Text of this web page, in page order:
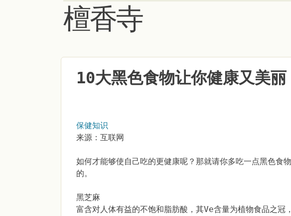
檀香寺
10大黑色食物让你健康又美丽
保健知识
来源：互联网
如何才能够使自己吃的更健康呢？那就请你多吃一点黑色食
的。
黑芝麻
富含对人体有益的不饱和脂肪酸，其Ve含量为植物食品之